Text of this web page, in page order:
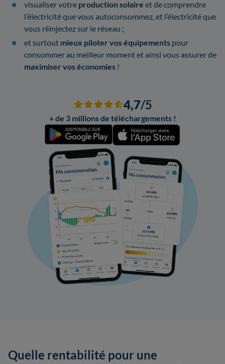
visualiser votre production solaire et de comprendre
l’électricité que vous autoconsommez, et l’électricité que
vous réinjectez sur le réseau ;
et surtout mieux piloter vos équipements pour
consommer au meilleur moment et ainsi vous assurer de
maximiser vos économies !
4,7/5
+ de 3 millions de téléchargements !
Quelle rentabilité pour une